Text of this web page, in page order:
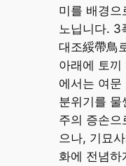
미를 배경으
노닙니다. 3
대조綏帶鳥
아래에 토
에서는 여문
분위기를 물
주의 증손으
으나, 기묘
화에 전념하